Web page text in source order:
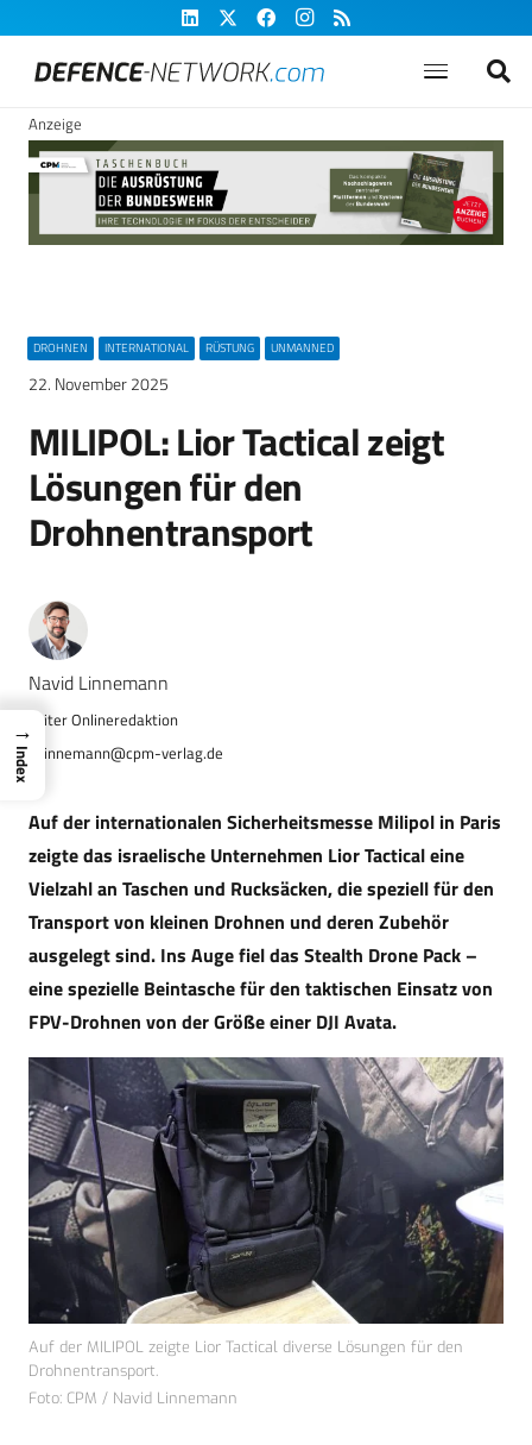
Anzeige
DROHNEN INTERNATIONAL RÜSTUNG UNMANNED
22. November 2025
MILIPOL: Lior Tactical zeigt
Lösungen für den
Drohnentransport
Navid Linnemann
n.linnemann@cpm-verlag.de
Auf der internationalen Sicherheitsmesse Milipol in Paris
zeigte das israelische Unternehmen Lior Tactical eine
Vielzahl an Taschen und Rucksäcken, die speziell für den
Transport von kleinen Drohnen und deren Zubehör
ausgelegt sind. Ins Auge fiel das Stealth Drone Pack –
eine spezielle Beintasche für den taktischen Einsatz von
FPV-Drohnen von der Größe einer DJI Avata.
Auf der MILIPOL zeigte Lior Tactical diverse Lösungen für den
Drohnentransport.
Foto: CPM / Navid Linnemann
→
Index